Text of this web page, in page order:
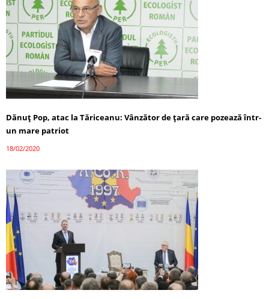
Dănuț Pop, atac la Tăriceanu: Vânzător de țară care pozează într-
un mare patriot
18/02/2020